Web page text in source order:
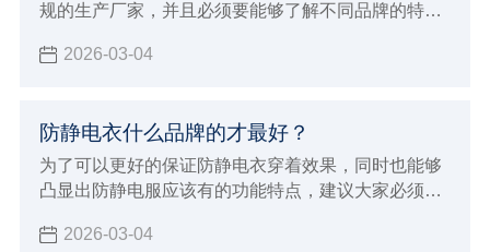
规的生产厂家，并且必须要能够了解不同品牌的特
避免影响到自己对于smt擦拭布的使用效果，建议大
布更放心，选择专业正规值得信赖的厂家来进行生
产，在合作的时候自然就会给大家带来更好的体验，
也能够发挥出更好的生产加工优势。
2026-03-04
防静电衣什么品牌的才最好？
为了可以更好的保证防静电衣穿着效果，同时也能够
凸显出防静电服应该有的功能特点，建议大家必须要
注意事项，在整个选购的过程当中就变得至关重要，
2026-03-04